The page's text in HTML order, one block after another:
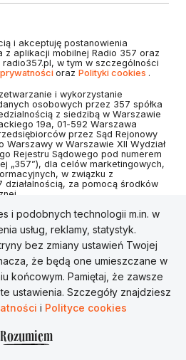
i akceptuję postanowienia
z aplikacji mobilnej Radio 357 oraz
w tym w szczególności
oraz Polityki cookies .
i wykorzystanie
osobowych przez 357 spółka
z siedzibą w Warszawie
19a, 01-592 Warszawa
przez Sąd Rejonowy
Warszawy w Warszawie XII Wydział
Rejestru Sądowego pod numerem
„357”), dla celów marketingowych,
w związku z
działalnością, za pomocą środków
konto
konto?Zaloguj się
i podobnych technologii m.in. w
usług, reklamy, statystyk.
bez zmiany ustawień Twojej
że będą one umieszczane w
końcowym. Pamiętaj, że zawsze
ustawienia. Szczegóły znajdziesz
i Polityce cookies
Rozumiem